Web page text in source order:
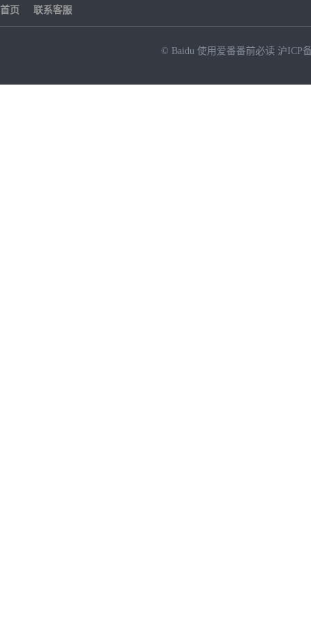
首页 联系客服
© Baidu 使用爱番番前必读 沪ICP